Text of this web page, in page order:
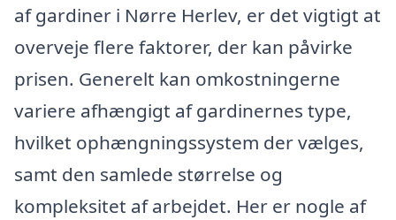
af gardiner i Nørre Herlev, er det vigtigt at
overveje flere faktorer, der kan påvirke
prisen. Generelt kan omkostningerne
variere afhængigt af gardinernes type,
hvilket ophængningssystem der vælges,
samt den samlede størrelse og
kompleksitet af arbejdet. Her er nogle af